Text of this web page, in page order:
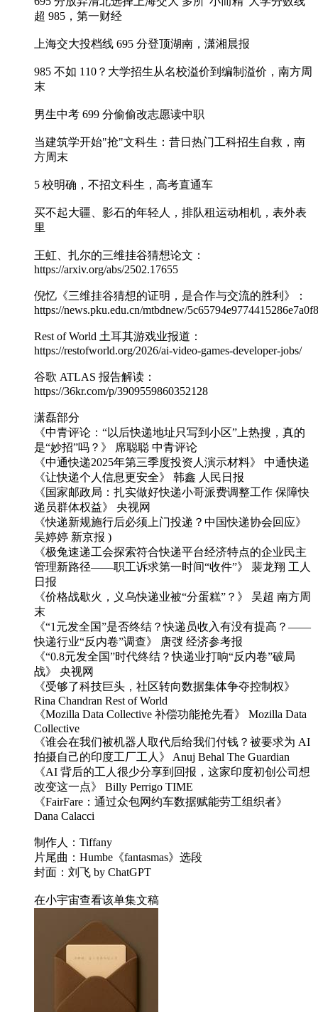
超 985，第一财经
上海交大投档线 695 分登顶湖南，潇湘晨报
985 不如 110？大学招生从名校溢价到编制溢价，南方周
末
男生中考 699 分偷偷改志愿读中职
当建筑学开始"抢"文科生：昔日热门工科招生自救，南
方周末
5 校明确，不招文科生，高考直通车
买不起大疆、影石的年轻人，排队租运动相机，表外表
里
王虹、扎尔的三维挂谷猜想论文：
https://arxiv.org/abs/2502.17655
倪忆《三维挂谷猜想的证明，是合作与交流的胜利》：
https://news.pku.edu.cn/mtbdnew/
Rest of World 土耳其游戏业报道：
https://restofworld.org/2026/ai-video-games-developer-jobs/
谷歌 ATLAS 报告解读：
https://36kr.com/p/3909559860352128
潇磊部分
《中青评论：“以后快递地址只写到小区”上热搜，真的
是“妙招”吗？》 席聪聪 中青评论
《中通快递2025年第三季度投资人演示材料》 中通快递
《让快递个人信息更安全》 韩鑫 人民日报
《国家邮政局：扎实做好快递小哥派费调整工作 保障快
递员群体权益》 央视网
《快递新规施行后必须上门投递？中国快递协会回应》
吴婷婷 新京报 )
《极兔速递工会探索符合快递平台经济特点的企业民主
管理新路径——职工诉求第一时间“收件”》 裴龙翔 工人
日报
《价格战歇火，义乌快递业被“分蛋糕”？》 吴超 南方周
末
《“1元发全国”是否终结？快递员收入有没有提高？——
快递行业“反内卷”调查》 唐弢 经济参考报
《“0.8元发全国”时代终结？快递业打响“反内卷”破局
战》 央视网
《受够了科技巨头，社区转向数据集体争夺控制权》
Rina Chandran Rest of World
《Mozilla Data Collective 补偿功能抢先看》 Mozilla Data
Collective
《谁会在我们被机器人取代后给我们付钱？被要求为 AI
拍摄自己的印度工厂工人》 Anuj Behal The Guardian
《AI 背后的工人很少分享到回报，这家印度初创公司想
改变这一点》 Billy Perrigo TIME
《FairFare：通过众包网约车数据赋能劳工组织者》
Dana Calacci
制作人：Tiffany
片尾曲：Humbe《fantasmas》选段
封面：刘飞 by ChatGPT
在小宇宙查看该单集文稿